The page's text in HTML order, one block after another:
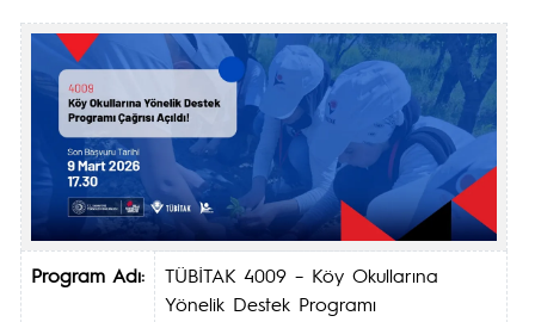
Program Adı:
TÜBİTAK 4009 – Köy Okullarına
Yönelik Destek Programı